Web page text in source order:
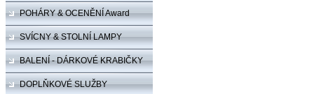
POHÁRY & OCENĚNÍ Award
&Trophy
SVÍCNY & STOLNÍ LAMPY
BALENÍ - DÁRKOVÉ KRABIČKY
DOPLŇKOVÉ SLUŽBY